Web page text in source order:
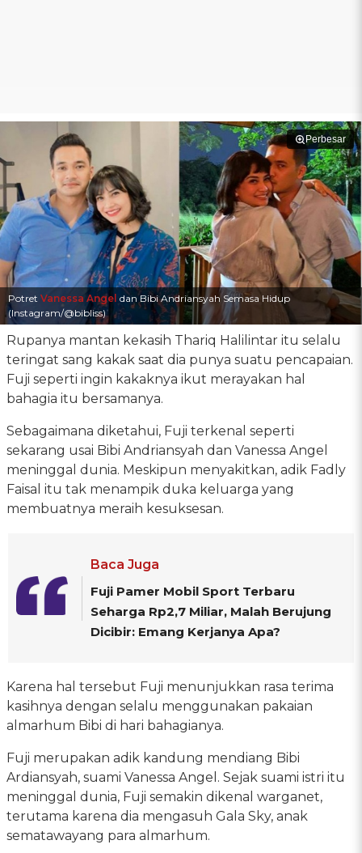
Perbesar
Potret Vanessa Angel dan Bibi Andriansyah Semasa Hidup
(Instagram/@bibliss)
Rupanya mantan kekasih Thariq Halilintar itu selalu
teringat sang kakak saat dia punya suatu pencapaian.
Fuji seperti ingin kakaknya ikut merayakan hal
bahagia itu bersamanya.
Sebagaimana diketahui, Fuji terkenal seperti
sekarang usai Bibi Andriansyah dan Vanessa Angel
meninggal dunia. Meskipun menyakitkan, adik Fadly
Faisal itu tak menampik duka keluarga yang
membuatnya meraih kesuksesan.
Baca Juga
Fuji Pamer Mobil Sport Terbaru
Seharga Rp2,7 Miliar, Malah Berujung
Dicibir: Emang Kerjanya Apa?
Karena hal tersebut Fuji menunjukkan rasa terima
kasihnya dengan selalu menggunakan pakaian
almarhum Bibi di hari bahagianya.
Fuji merupakan adik kandung mendiang Bibi
Ardiansyah, suami Vanessa Angel. Sejak suami istri itu
meninggal dunia, Fuji semakin dikenal warganet,
terutama karena dia mengasuh Gala Sky, anak
sematawayang para almarhum.